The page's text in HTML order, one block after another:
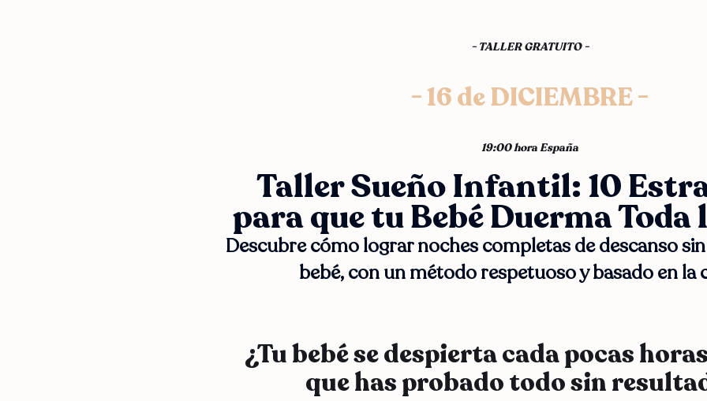
- TALLER GRATUITO -
- 16 de DICIEMBRE -
19:00 hora España
Taller Sueño Infantil: 10
para que tu Bebé Duerma Toda
Descubre cómo lograr noches completas de descanso
bebé, con un método respetuoso y basado en la
¿Tu bebé se despierta cada pocas
que has probado todo sin